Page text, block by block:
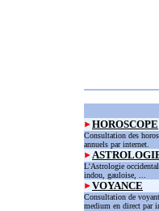
HOROSCOPE
Consultation des
annuels par internet.
L'Astrologie
indou, gauloise, ...
VOYANCE
Consultation de
medium en direct par